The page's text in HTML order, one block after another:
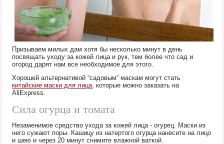
Призываем милых дам хотя бы несколько минут в день
посвящать уходу за кожей лица и рук, тем более что сад и
огород дарят нам все необходимое для этого.
Хорошей альтернативой “садовым” маскам могут стать
китайские маски для лица, которые можно заказать на
AliExpress.
Сила огурца и томата
Незаменимое средство ухода за кожей лица - огурец. Маски из
него сужают поры. Кашицу из натертого огурца нанесите на лицо
и шею и через 20 минут снимите влажной ваткой.